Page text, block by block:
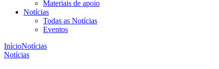
Materiais de apoio
Notícias
Todas as Notícias
Eventos
InícioNotícias
Notícias